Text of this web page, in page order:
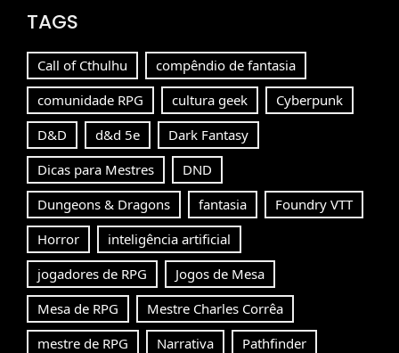
TAGS
Call of Cthulhu
compêndio de fantasia
comunidade RPG
cultura geek
Cyberpunk
D&D
d&d 5e
Dark Fantasy
Dicas para Mestres
DND
Dungeons & Dragons
fantasia
Foundry VTT
Horror
inteligência artificial
jogadores de RPG
Jogos de Mesa
Mesa de RPG
Mestre Charles Corrêa
mestre de RPG
Narrativa
Pathfinder